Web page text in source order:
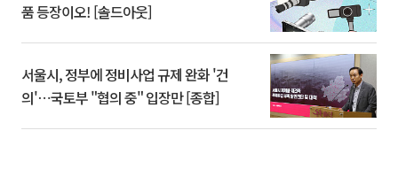
품 등장이오! [솔드아웃]
서울시, 정부에 정비사업 규제 완화 '건
의'⋯국토부 "협의 중" 입장만 [종합]